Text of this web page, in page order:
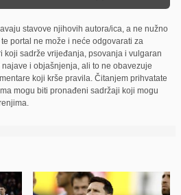
stavove njihovih autora/ica, a ne nužno
portal ne može i neće odgovarati za
koji sadrže vrijeđanja, psovanja i vulgaran
i objašnjenja, ali to ne obavezuje
koji krše pravila. Čitanjem prihvatate
mogu biti pronađeni sadržaji koji mogu